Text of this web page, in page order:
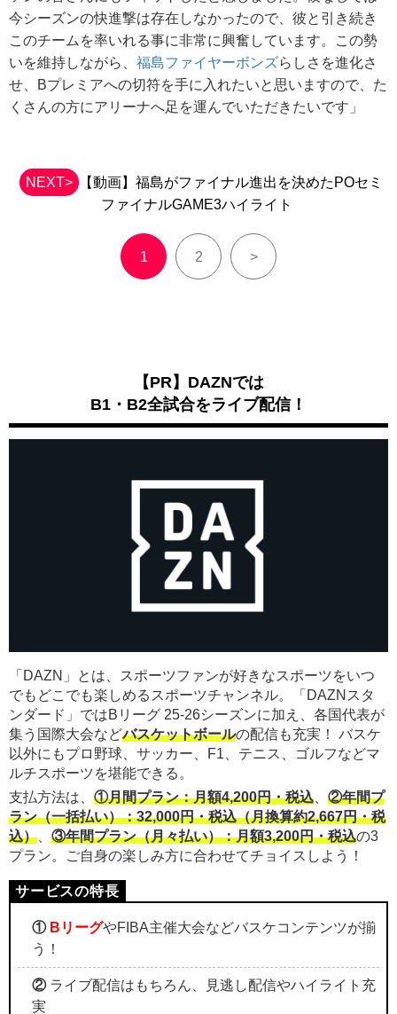
今シーズンの快進撃は存在しなかったので、彼と引き続き
このチームを率いれる事に非常に興奮しています。この勢
いを維持しながら、 福島ファイヤーボンズらしさを進化さ
せ、Bプレミアへの切符を手に入れたいと思いますので、た
くさんの方にアリーナへ足を運んでいただきたいです」
NEXT> 【動画】福島がファイナル進出を決めたPOセミ
ファイナルGAME3ハイライト
1 2 >
【PR】DAZNでは
B1・B2全試合をライブ配信！
「DAZN」とは、スポーツファンが好きなスポーツをいつ
でもどこでも楽しめるスポーツチャンネル。「DAZNスタ
ンダード」ではBリーグ 25-26シーズンに加え、各国代表が
集う国際大会などバスケットボールの配信も充実！ バスケ
以外にもプロ野球、サッカー、F1、テニス、ゴルフなどマ
ルチスポーツを堪能できる。
支払方法は、 ①月間プラン：月額4,200円・税込、 ②年間プ
ラン（一括払い）：32,000円・税込（月換算約2,667円・税
込）、 ③年間プラン（月々払い）：月額3,200円・税込の3
プラン。ご自身の楽しみ方に合わせてチョイスしよう！
① BリーグやFIBA主催大会などバスケコンテンツが揃
う！
②ライブ配信はもちろん、見逃し配信やハイライト充
実